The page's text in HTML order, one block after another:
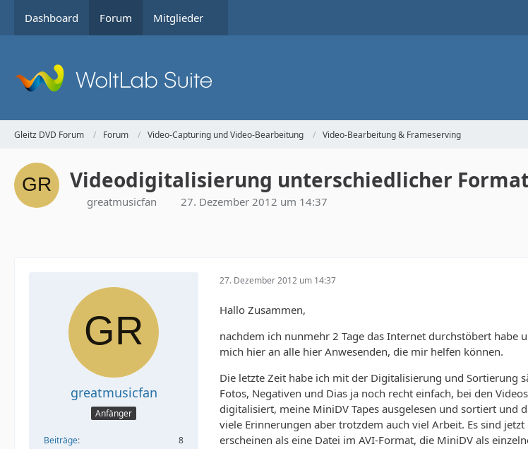
Dashboard Forum Mitglieder
Gleitz DVD Forum Forum Video-Capturing und Video-Bearbeitung Video-Bearbeitung & Frameserving
Videodigitalisierung unterschiedlicher
greatmusicfan 27. Dezember 2012 um 14:37
greatmusicfan
Anfänger
Beiträge 8
27. Dezember 2012 um 14:37
Hallo Zusammen,
nachdem ich nunmehr 2 Tage das Internet durchstöbert habe
mich hier an alle hier Anwesenden, die mir helfen können.
Die letzte Zeit habe ich mit der Digitalisierung und Sortierung
Fotos, Negativen und Dias ja noch recht einfach, bei den
digitalisiert, meine MiniDV Tapes ausgelesen und sortiert
viele Erinnerungen aber trotzdem auch viel Arbeit. Es sind
erscheinen als eine Datei im AVI-Format, die MiniDV als